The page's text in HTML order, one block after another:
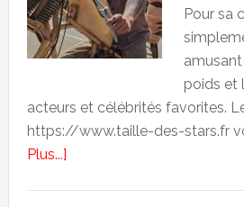
de
films
et
séries
en
Pour sa
poids et
acteurs et célébrités favorites.
https://www.taille-des-stars.fr
Plus...]about